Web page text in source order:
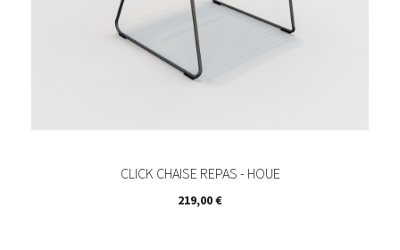
CLICK CHAISE REPAS - HOUE
Prix
219,00 €